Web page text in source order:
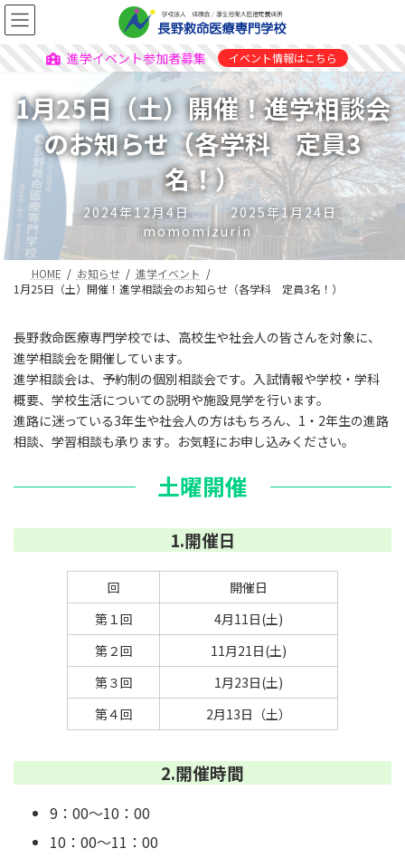
進学イベント参加者募集 イベント情報はこちら
1月25日（土）開催！進学相談会
のお知らせ（各学科 定員3
名！）
2024年12月4日
2025年1月24日
momomizurin
HOME お知らせ
進学イベント
1月25日（土）開催！進学相談会のお知らせ（各学科 定員3名！）
長野救命医療専門学校では、高校生や社会人の皆さんを対象に、
進学相談会を開催しています。
進学相談会は、予約制の個別相談会です。入試情報や学校・学科
概要、学校生活についての説明や施設見学を行います。
進路に迷っている3年生や社会人の方はもちろん、1・2年生の進路
相談、学習相談も承ります。お気軽にお申し込みください。
土曜開催
1.開催日
回
開催日
第１回
4月11日(土)
第２回
11月21日(土)
第３回
1月23日(土)
第４回
2月13日（土）
2.開催時間
9：00～10：00
10：00～11：00